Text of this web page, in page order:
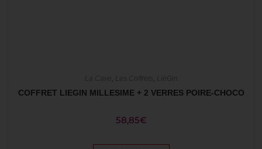
COFFRET LIEGIN MILLESIME + 2 VERRES POIRE-CHOCO
58,85€